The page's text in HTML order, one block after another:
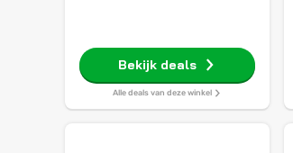
Bekijk deals
Alle deals van deze winkel